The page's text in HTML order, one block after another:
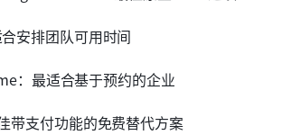
安排团队可用时间
：最适合基于预约的企业
带支付功能的免费替代方案